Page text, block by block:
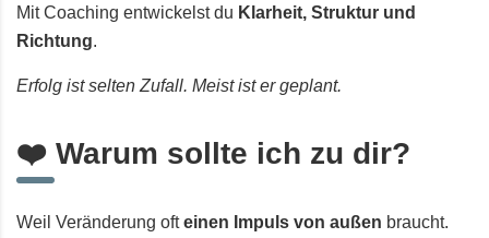
Mit Coaching entwickelst du Klarheit, Struktur und
Richtung.
Erfolg ist selten Zufall. Meist ist er geplant.
❤️ Warum sollte ich zu dir?
Weil Veränderung ofteinen Impuls von außen braucht.